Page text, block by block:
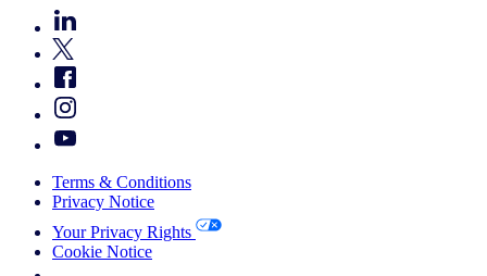
Terms & Conditions
Privacy Notice
Your Privacy Rights
Cookie Notice